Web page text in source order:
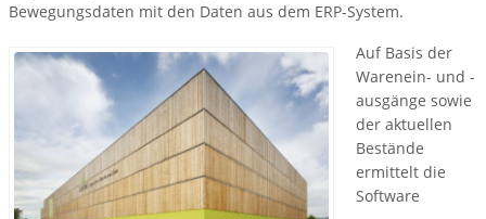
Bewegungsdaten mit den Daten aus dem ERP-System.
Auf Basis der
Warenein- und -
ausgänge sowie
der aktuellen
Bestände
ermittelt die
Software